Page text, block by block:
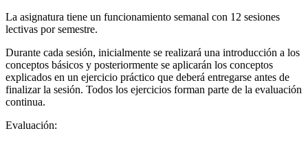
La asignatura tiene un funcionamiento semanal con 12 sesiones
lectivas por semestre.
Durante cada sesión, inicialmente se realizará una introducción a los
conceptos básicos y posteriormente se aplicarán los conceptos
explicados en un ejercicio práctico que deberá entregarse antes de
finalizar la sesión. Todos los ejercicios forman parte de la evaluación
continua.
Evaluación: